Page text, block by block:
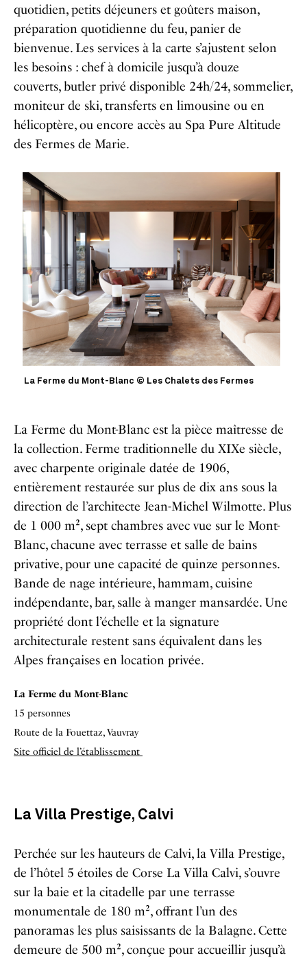
quotidien, petits déjeuners et goûters maison,
préparation quotidienne du feu, panier de
bienvenue. Les services à la carte s’ajustent selon
les besoins : chef à domicile jusqu’à douze
couverts, butler privé disponible 24h/24, sommelier,
moniteur de ski, transferts en limousine ou en
hélicoptère, ou encore accès au Spa Pure Altitude
des Fermes de Marie.
La Ferme du Mont-Blanc © Les Chalets des Fermes
La Ferme du Mont-Blanc est la pièce maîtresse de
la collection. Ferme traditionnelle du XIXe siècle,
avec charpente originale datée de 1906,
entièrement restaurée sur plus de dix ans sous la
direction de l’architecte Jean-Michel Wilmotte. Plus
de 1 000 m², sept chambres avec vue sur le Mont-
Blanc, chacune avec terrasse et salle de bains
privative, pour une capacité de quinze personnes.
Bande de nage intérieure, hammam, cuisine
indépendante, bar, salle à manger mansardée. Une
propriété dont l’échelle et la signature
architecturale restent sans équivalent dans les
Alpes françaises en location privée.
La Ferme du Mont-Blanc
15 personnes
Route de la Fouettaz, Vauvray
Site officiel de l’établissement
La Villa Prestige, Calvi
Perchée sur les hauteurs de Calvi, la Villa Prestige,
de l’hôtel 5 étoiles de Corse La Villa Calvi, s’ouvre
sur la baie et la citadelle par une terrasse
monumentale de 180 m², offrant l’un des
panoramas les plus saisissants de la Balagne. Cette
demeure de 500 m², conçue pour accueillir jusqu’à